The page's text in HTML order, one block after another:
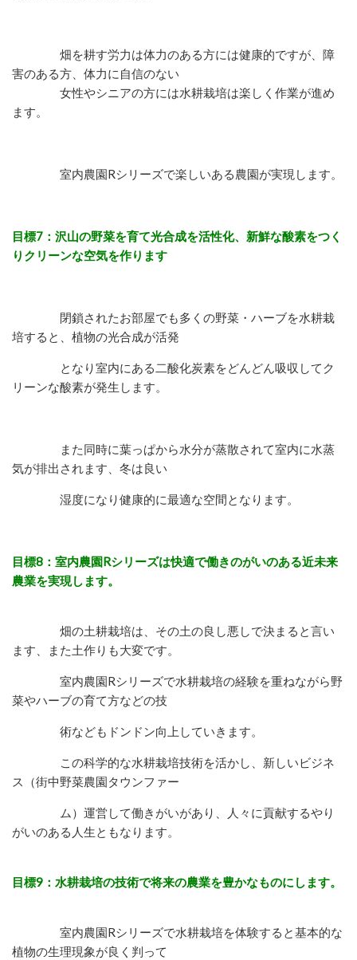
畑を耕す労力は体力のある方には健康的ですが、障
害のある方、体力に自信のない
女性やシニアの方には水耕栽培は楽しく作業が進め
ます。
室内農園Rシリーズで楽しいある農園が実現します。
目標7：沢山の野菜を育て光合成を活性化、新鮮な酸素をつく
りクリーンな空気を作ります
閉鎖されたお部屋でも多くの野菜・ハーブを水耕栽
培すると、植物の光合成が活発
となり室内にある二酸化炭素をどんどん吸収してク
リーンな酸素が発生します。
また同時に葉っぱから水分が蒸散されて室内に水蒸
気が排出されます、冬は良い
湿度になり健康的に最適な空間となります。
目標8：室内農園Rシリーズは快適で働きのがいのある近未来
農業を実現します。
畑の土耕栽培は、その土の良し悪しで決まると言い
ます、また土作りも大変です。
室内農園Rシリーズで水耕栽培の経験を重ねながら野
菜やハーブの育て方などの技
術などもドンドン向上していきます。
この科学的な水耕栽培技術を活かし、新しいビジネ
ス（街中野菜農園タウンファー
ム） 運営して働きがいがあり、人々に貢献するやり
がいのある人生ともなります。
目標9：水耕栽培の技術で将来の農業を豊かなものにします。
室内農園Rシリーズで水耕栽培を体験すると基本的な
植物の生理現象が良く判って